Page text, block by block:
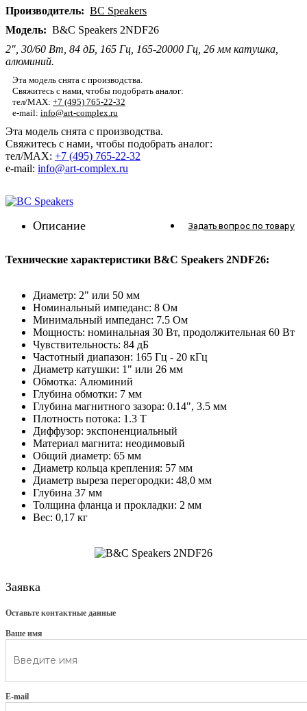
Производитель: BC Speakers
Модель: B&C Speakers 2NDF26
2", 30/60 Вт, 84 дБ, 165 Гц, 165-20000 Гц, 26 мм катушка,
алюминий.
Эта модель снята с производства.
Свяжитесь с нами, чтобы подобрать аналог:
тел/MAX: +7 (495) 765-22-32
e-mail: info@art-complex.ru
Эта модель снята с производства.
Свяжитесь с нами, чтобы подобрать аналог:
тел/MAX: +7 (495) 765-22-32
e-mail: info@art-complex.ru
Описание Задать вопрос по товару
Технические характеристики B&C Speakers 2NDF26:
Диаметр: 2" или 50 мм
Номинальный импеданс: 8 Ом
Минимальный импеданс: 7.5 Ом
Мощность: номинальная 30 Вт, продолжительная 60 Вт
Чувствительность: 84 дБ
Частотный диапазон: 165 Гц - 20 кГц
Диаметр катушки: 1" или 26 мм
Обмотка: Алюминий
Глубина обмотки: 7 мм
Глубина магнитного зазора: 0.14", 3.5 мм
Плотность потока: 1.3 T
Диффузор: экспоненциальный
Материал магнита: неодимовый
Общий диаметр: 65 мм
Диаметр кольца крепления: 57 мм
Диаметр выреза перегородки: 48,0 мм
Глубина 37 мм
Толщина фланца и прокладки: 2 мм
Вес: 0,17 кг
Заявка
Оставьте контактные данные
Ваше имя
E-mail